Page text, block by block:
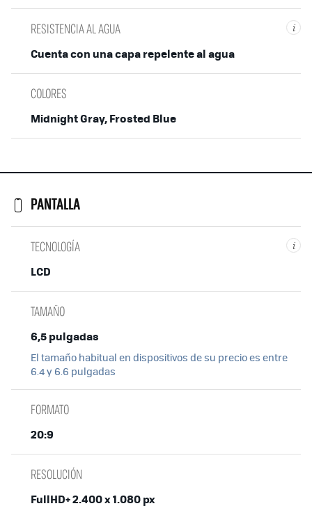
i
RESISTENCIA AL AGUA
Cuenta con una capa repelente al agua
COLORES
Midnight Gray, Frosted Blue
PANTALLA
i
TECNOLOGÍA
LCD
TAMAÑO
6,5 pulgadas
El tamaño habitual en dispositivos de su precio es entre
6.4 y 6.6 pulgadas
FORMATO
20:9
RESOLUCIÓN
FullHD+ 2.400 x 1.080 px